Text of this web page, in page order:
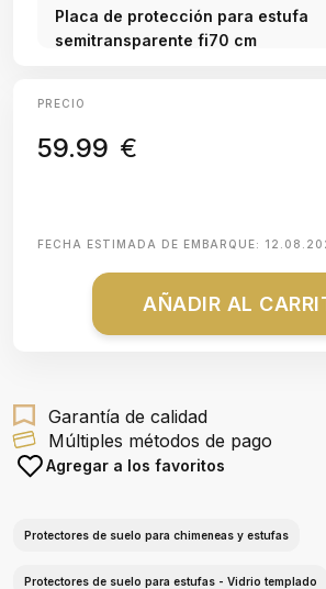
Placa de protección para estufa
semitransparente fi70 cm
PRECIO
59.99 €
FECHA ESTIMADA DE EMBARQUE:
AÑADIR AL
Garantía de calidad
Múltiples métodos de pago
Agregar a los favoritos
Protectores de suelo para chimeneas y estufas
Protectores de suelo para estufas - Vidrio templado